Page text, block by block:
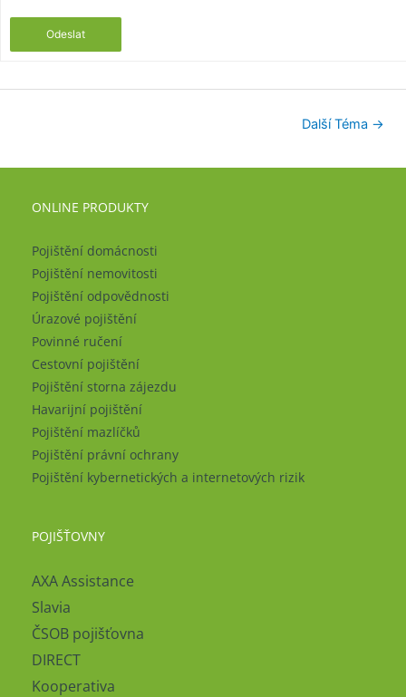
Odeslat
Další Téma →
ONLINE PRODUKTY
Pojištění domácnosti
Pojištění nemovitosti
Pojištění odpovědnosti
Úrazové pojištění
Povinné ručení
Cestovní pojištění
Pojištění storna zájezdu
Havarijní pojištění
Pojištění mazlíčků
Pojištění právní ochrany
Pojištění kybernetických a internetových rizik
POJIŠŤOVNY
AXA Assistance
Slavia
ČSOB pojišťovna
DIRECT
Kooperativa